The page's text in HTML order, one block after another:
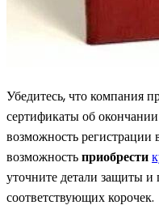
Убедитесь, что компания
сертификаты об
возможность регистрации
возможностьприобрести
уточните детали защиты и
соответствующих корочек.